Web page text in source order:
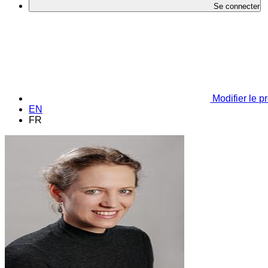
Se connecter
Modifier le
EN
FR